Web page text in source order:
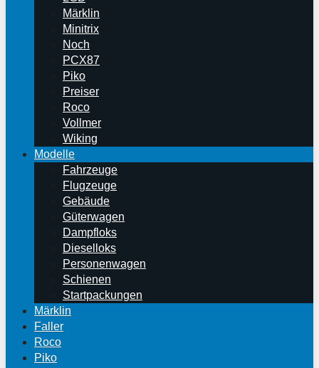
Märklin
Minitrix
Noch
PCX87
Piko
Preiser
Roco
Vollmer
Wiking
Modelle
Fahrzeuge
Flugzeuge
Gebäude
Güterwagen
Dampfloks
Dieselloks
Personenwagen
Schienen
Startpackungen
Märklin
Faller
Roco
Piko